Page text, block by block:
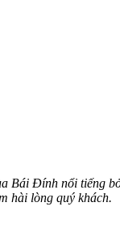
Bái Đính nổi tiếng
hài lòng quý khách.